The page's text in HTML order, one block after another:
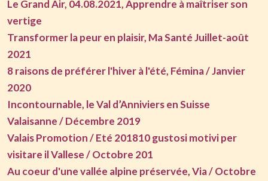
Le Grand Air, 04.08.2021, Apprendre à maîtriser son
vertige
Transformer la peur en plaisir, Ma Santé Juillet-août
2021
8 raisons de préférer l'hiver à l'été, Fémina / Janvier
2020
Incontournable, le Val d’Anniviers en Suisse
Valaisanne / Décembre 2019
Valais Promotion / Eté 201810 gustosi motivi per
visitare il Vallese / Octobre 201
Au coeur d'une vallée alpine préservée, Via / Octobre